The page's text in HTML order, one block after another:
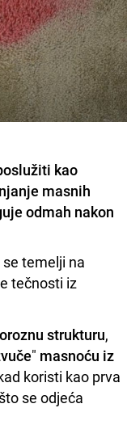
kao
masnih
odmah nakon
temelji na
tečnosti iz
strukturu,
" masnoću iz
koristi kao prva
se odjeća